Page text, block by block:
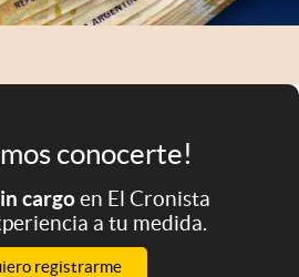
conocerte!
cargoen El Cronista
a tu medida.
registrarme